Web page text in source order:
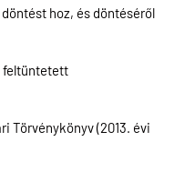
hoz, és döntéséről
feltüntetett
Törvénykönyv (2013. évi